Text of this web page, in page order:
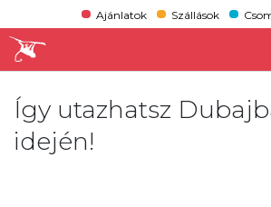
Ajánlatok Szállások
Így utazhatsz
idején!